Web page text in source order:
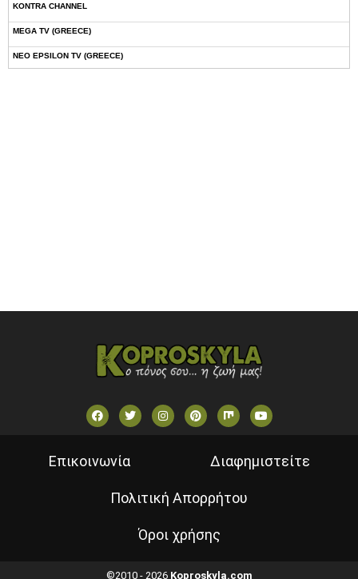
KONTRA CHANNEL
MEGA TV (GREECE)
NEO EPSILON TV (GREECE)
Επικοινωνία Διαφημιστείτε
Πολιτική Απορρήτου
Όροι χρήσης
©2010 - 2026 Koproskyla.com